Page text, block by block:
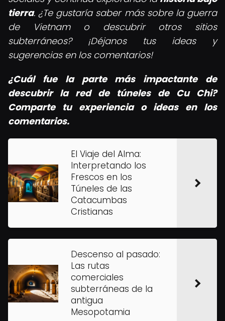
tierra. ¿Te gustaría saber más sobre la guerra
de Vietnam o descubrir otros sitios
subterráneos? ¡Déjanos tus ideas y
sugerencias en los comentarios!
¿Cuál fue la parte más impactante de
descubrir la red de túneles de Cu Chi?
Comparte tu experiencia o ideas en los
comentarios.
El Viaje del Alma:
Interpretando los
Frescos en los
Túneles de las
Catacumbas
Cristianas
Descenso al pasado:
Las rutas
comerciales
subterráneas de la
antigua
Mesopotamia